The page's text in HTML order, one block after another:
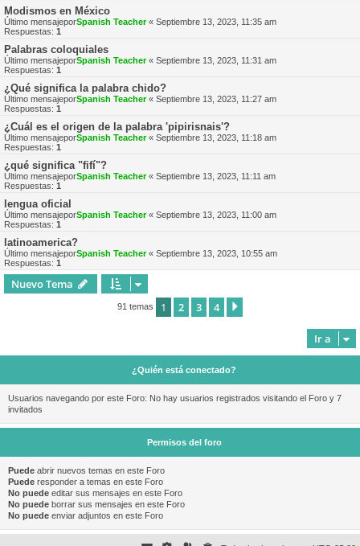
Modismos en México
Último mensajeporSpanish Teacher« Septiembre 13, 2023, 11:35 am
Respuestas: 1
Palabras coloquiales
Último mensajeporSpanish Teacher« Septiembre 13, 2023, 11:31 am
Respuestas: 1
¿Qué significa la palabra chido?
Último mensajeporSpanish Teacher« Septiembre 13, 2023, 11:27 am
Respuestas: 1
¿Cuál es el origen de la palabra 'pipirisnais'?
Último mensajeporSpanish Teacher« Septiembre 13, 2023, 11:18 am
Respuestas: 1
¿qué significa "fifí"?
Último mensajeporSpanish Teacher« Septiembre 13, 2023, 11:11 am
Respuestas: 1
lengua oficial
Último mensajeporSpanish Teacher« Septiembre 13, 2023, 11:00 am
Respuestas: 1
latinoamerica?
Último mensajeporSpanish Teacher« Septiembre 13, 2023, 10:55 am
Respuestas: 1
Nuevo Tema
91 temas 1 2 3 4
Ir a
¿Quién está conectado?
Usuarios navegando por este Foro: No hay usuarios registrados visitando el Foro y 7
invitados
Permisos del foro
Puede abrir nuevos temas en este Foro
Puede responder a temas en este Foro
No puede editar sus mensajes en este Foro
No puede borrar sus mensajes en este Foro
No puede enviar adjuntos en este Foro